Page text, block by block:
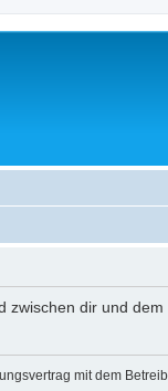
zwischen dir und
mit dem